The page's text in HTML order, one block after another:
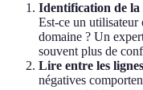
Identification de la
Est-ce un utilisateur
domaine ? Un
souvent plus de
Lire entre les lignes
négatives